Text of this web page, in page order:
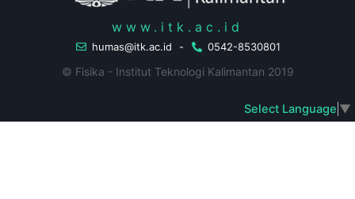
www.itk.ac.id
humas@itk.ac.id - 0542-8530801
© Fisika - Institut Teknologi Kalimantan 2019
Select Language ▼